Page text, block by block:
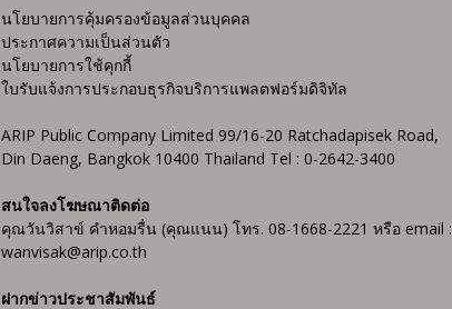
นโยบายการคุ้มครองข้อมูลส่วนบุคคล
ประกาศความเป็นส่วนตัว
นโยบายการใช้คุกกี้
ใบรับแจ้งการประกอบธุรกิจบริการแพลตฟอร์มดิจิทัล
ARIP Public Company Limited 99/16-20 Ratchadapisek Road,
Din Daeng, Bangkok 10400 Thailand Tel : 0-2642-3400
สนใจลงโฆษณาติดต่อ
คุณวันวิสาข์ คำหอมรื่น (คุณแนน) โทร. 08-1668-2221 หรือ email :
wanvisak@arip.co.th
ฝากข่าวประชาสัมพันธ์